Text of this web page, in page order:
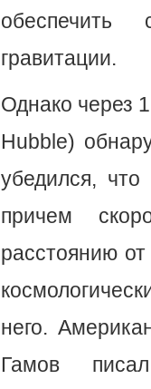
обеспечить
гравитации.
Однако через
Hubble)
убедился,
причем
расстоянию
него.
Гамов